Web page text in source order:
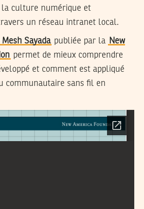
la culture numérique et
un réseau intranet local.
Mesh Sayada publiée par la New
permet de mieux comprendre
et comment est appliqué
communautaire sans fil en